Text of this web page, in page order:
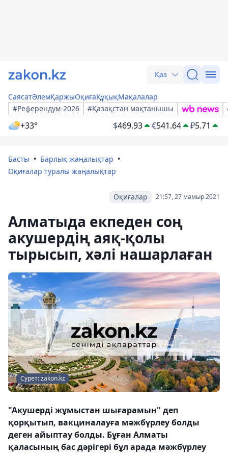
Қаз
СаясатӘлемҚаржыОқиғаҚұқықМақалалар
#Референдум-2026
#Қазақстан мақтанышы
+33° $469.93 €541.64 ₽5.71
Басты
Барлық жаңалықтар
Оқиғалар туралы жаңалықтар
21:57, 27 мамыр 2021
Оқиғалар
Алматыда екпеден соң
акушердің аяқ-қолы
тырысып, хәлі нашарлаған
Сурет: zakon.kz
"Акушерді жұмыстан шығарамын" деп
қорқытып, вакциналауға мәжбүрлеу болды
деген айыптау болды. Бұған Алматы
қаласының бас дәрігері бұл арада мәжбүрлеу